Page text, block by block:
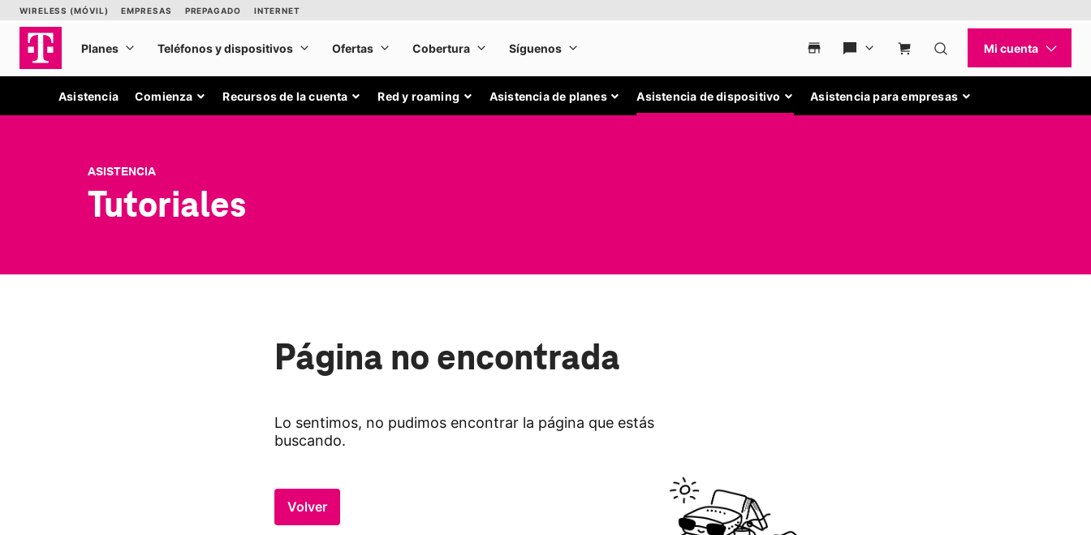
Asistencia Comienza Recursos de la cuenta Red y roaming Asistencia de planes Asistencia de dispositivo Asistencia para empresas
ASISTENCIA
Tutoriales